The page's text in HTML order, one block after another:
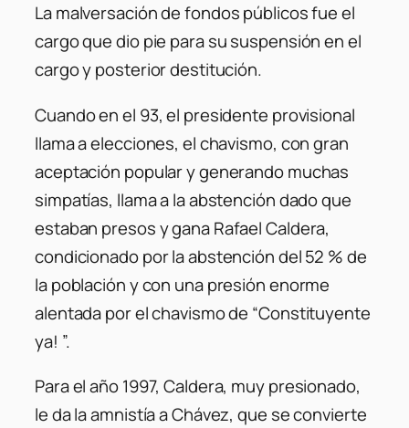
La malversación de fondos públicos fue el
cargo que dio pie para su suspensión en el
cargo y posterior destitución.
Cuando en el 93, el presidente provisional
llama a elecciones, el chavismo, con gran
aceptación popular y generando muchas
simpatías, llama a la abstención dado que
estaban presos y gana Rafael Caldera,
condicionado por la abstención del 52 % de
la población y con una presión enorme
alentada por el chavismo de “Constituyente
ya! ”.
Para el año 1997, Caldera, muy presionado,
le da la amnistía a Chávez, que se convierte